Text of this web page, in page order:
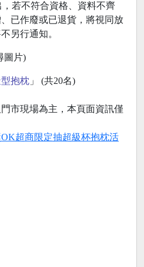
，若不符合資格、資料不齊
已作廢或已退貨，將視同放
另行通知。
圖片)
抱枕」 (共20名)
市現場為主，本頁面資訊僅
超商限定抽超級杯抱枕活